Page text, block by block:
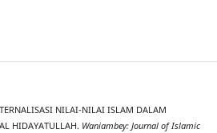
NILAI-NILAI ISLAM DALAM
HIDAYATULLAH. Waniambey: Journal of Islamic